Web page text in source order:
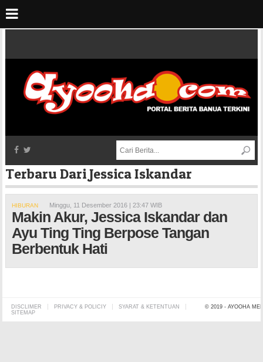
Terbaru Dari Jessica Iskandar
HIBURAN Minggu, 11 Desember 2016 | 23:47 WIB
Makin Akur, Jessica Iskandar dan
Ayu Ting Ting Berpose Tangan
Berbentuk Hati
© 2019 - AYOOHA
DISCLIMER PRIVACY & POLICIY
SYARAT & KETENTUAN
SITEMAP